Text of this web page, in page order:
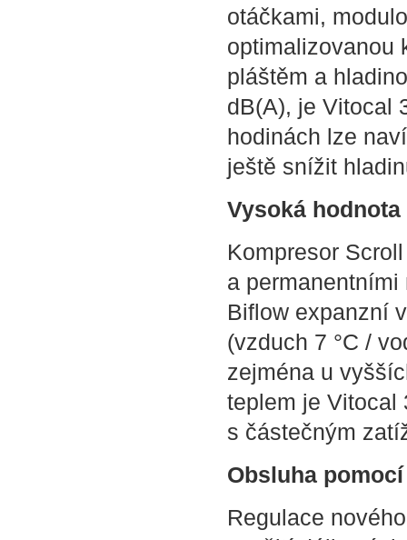
otáčkami,
optimalizovanou
pláštěm a
dB(A), je Vitocal
hodinách lze
ještě snížit
Vysoká
Kompresor
a
Biflow expanzní
(vzduch 7 °C /
zejména u
teplem je Vitocal
s částečným
Obsluha
Regulace